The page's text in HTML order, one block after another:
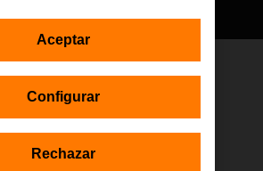
forman parte de la iniciativa Generación D
Ministerio para la Transformación Digital y de
a través de la Secretaría de Estado de
Artificial, y están financiadas por el Plan de
la Unión Europea, en el marco de la Inversión 1
Configurar
Rechazar
Aceptar